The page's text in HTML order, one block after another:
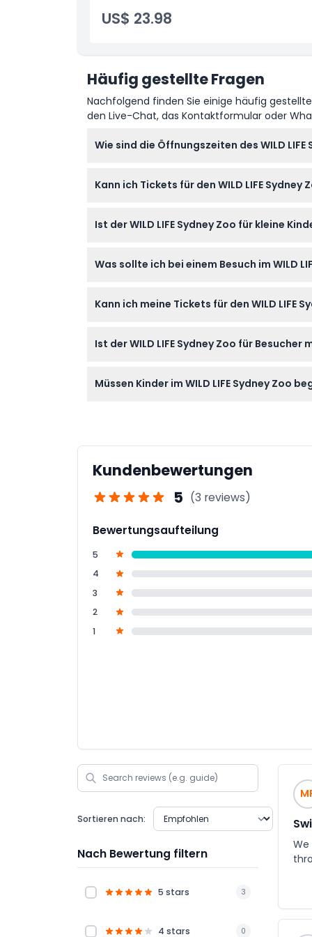
Flexible Eintritte für ein nahtloses
Wissenswertes
WILD LIFE Sydney
Madame Tussauds Sydney
Sydney Tower Eye
US$ 23.98
Häufig gestellte Fragen
Nachfolgend finden Sie einige häufig
den Live-Chat, das Kontaktformular oder
Wie sind die Öffnungszeiten des WILD LIFE
dies bei der Buchung).
Kann ich Tickets für den WILD LIFE Sydney
Ist der WILD LIFE Sydney Zoo für kleine
Kleinkindern wird ein Besuch jedoch nicht
Was sollte ich bei einem Besuch im WILD
genießen.
Kann ich meine Tickets für den WILD
der Buchung.
Ist der WILD LIFE Sydney Zoo für
Müssen Kinder im WILD LIFE Sydney Zoo
Kundenbewertungen
5 (3 reviews)
Bewertungsaufteilung
5
4
3
2
1
Sortieren nach:
Nach Bewertung filtern
5 stars 3
4 stars 0